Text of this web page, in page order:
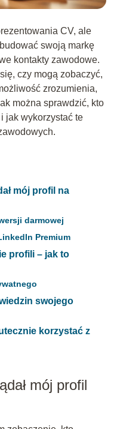
CV, ale
swoją markę
kontakty zawodowe.
czy mogą zobaczyć,
zrozumienia,
można sprawdzić, kto
jak wykorzystać te
mój profil na
darmowej
Premium
profili – jak to
swojego
korzystać z
mój profil